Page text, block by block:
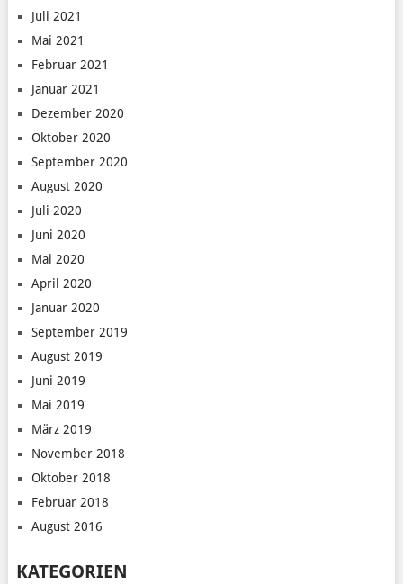
Juli 2021
Mai 2021
Februar 2021
Januar 2021
Dezember 2020
Oktober 2020
September 2020
August 2020
Juli 2020
Juni 2020
Mai 2020
April 2020
Januar 2020
September 2019
August 2019
Juni 2019
Mai 2019
März 2019
November 2018
Oktober 2018
Februar 2018
August 2016
KATEGORIEN